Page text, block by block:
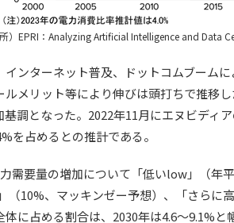
所）EPRI：Analyzing Artificial Intelligence and Data
ンターネット普及、ドットコムブーム
メリット等により伸びは頭打ちで推移
調となった。2022年11月にエヌビディ
を占めるとの推計である。
需要量の増加について「低いlow」（年
10%、マッキンゼー予想）、「さらに
に占める割合は、2030年は4.6～9.1%